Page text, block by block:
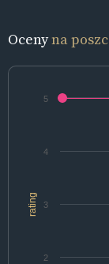
Ocenyna
rating
2
3
4
5